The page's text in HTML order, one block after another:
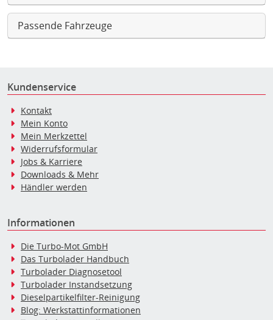
Passende Fahrzeuge
Kundenservice
Kontakt
Mein Konto
Mein Merkzettel
Widerrufsformular
Jobs & Karriere
Downloads & Mehr
Händler werden
Informationen
Die Turbo-Mot GmbH
Das Turbolader Handbuch
Turbolader Diagnosetool
Turbolader Instandsetzung
Dieselpartikelfilter-Reinigung
Blog: Werkstattinformationen